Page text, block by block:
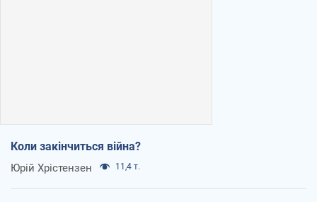
Коли закінчиться війна?
Юрій Хрістензен 11,4 т.